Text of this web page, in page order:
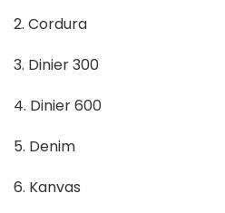
2. Cordura
3. Dinier 300
4. Dinier 600
5. Denim
6. Kanvas